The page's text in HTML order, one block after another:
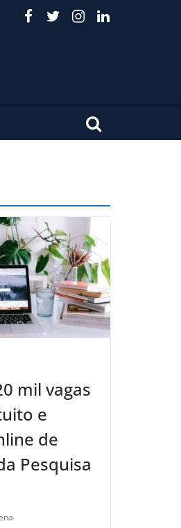
mil vagas
e
de
Pesquisa